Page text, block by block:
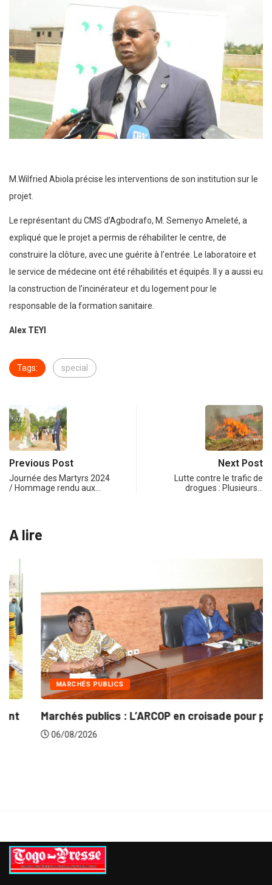
M.Wilfried Abiola précise les interventions de son institution sur le
projet.
Le représentant du CMS d’Agbodrafo, M. Semenyo Ameleté, a
expliqué que le projet a permis de réhabiliter le centre, de
construire la clôture, avec une guérite à l’entrée. Le laboratoire et
le service de médecine ont été réhabilités et équipés. Il y a aussi eu
la construction de l’incinérateur et du logement pour le
responsable de la formation sanitaire.
Alex TEYI
Tags: special
Previous Post
Journée des Martyrs 2024
/ Hommage rendu aux…
Next Post
Lutte contre le trafic de
drogues : Plusieurs…
A lire
MARCHÉS PUBLICS
Marchés publics : L’ARCOP en croisade pour plus...
06/08/2026